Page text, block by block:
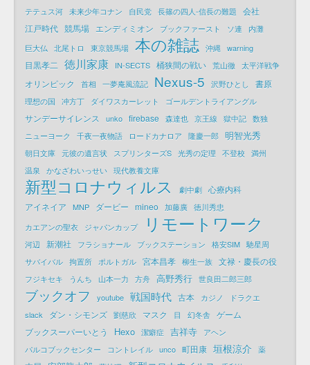
テテュス河 未来少年コナン 自民党 長篠の四人-信長の難題
会社
江戸時代 競馬場 エンディミオン ブックファースト ソ連
内灘
巨大仏
北尾トロ 東京競馬場 本の雑誌 沖縄 warning
目黒孝二 徳川家康 IN-SECTS 桶狭間の戦い 荒山徹 太平洋戦争
オリンピック 首相 一夢庵風流記 Nexus-5 沢野ひとし 書原
理想の国 冲方丁 ダイワスカーレット ゴールデントライアングル
サンデーサイレンス unko firebase 森達也 京王線 獄中記 数独
ニューヨーク
千夜一夜物語 ロードカナロア 隆慶一郎 明智光秀
朝日文庫 元彼の遺言状 スプリンターズS 光秀の定理 不登校 満州
温泉
かなざわいっせい 現代教養文庫
新型コロナウィルス 劇中劇 心療内科
アイネイア
MNP ダービー mineo 加藤廣 徳川秀忠
カエアンの聖衣
ジャパンカップ リモートワーク
河辺 新潮社 フラショナール ブックステーション 格安SIM 馳星周
サバイバル 拘置所 ポルトガル 宮本昌孝 柳生一族 文禄・慶長の役
フジキセキ うんち 山本一力 方舟 高野秀行 世良田二郎三郎
ブックオフ youtube 戦国時代 古本 カジノ
ドラクエ
slack
ダン・シモンズ 劉慈欣 マスク 目 幻冬舎 ゲーム
ブックスーパーいとう
Hexo 潔癖症 吉祥寺
アヘン
パルコブックセンター
コントレイル unco 町田康 垣根涼介 薬